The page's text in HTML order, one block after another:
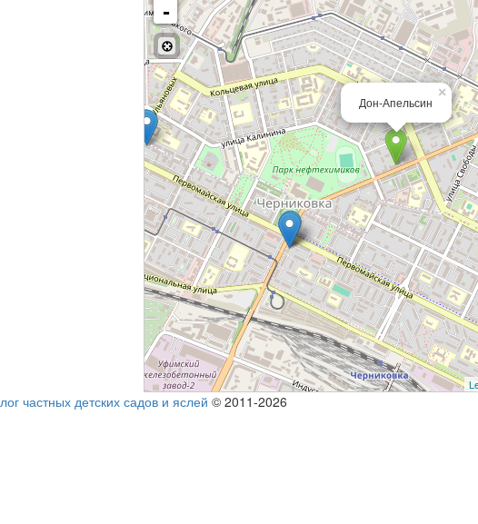
×
Дон-Апельсин
-
частных детских садов и яслей © 2011-2026